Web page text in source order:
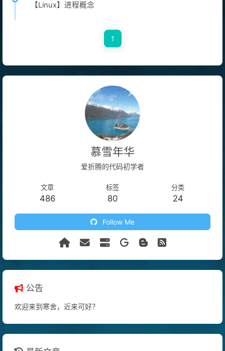
【Linux】进程概念
1
慕雪年华
爱折腾的代码初学者
文章
486
标签
80
分类
24
Follow Me
公告
欢迎来到寒舍，近来可好？